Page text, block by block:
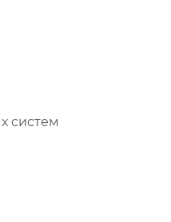
систем